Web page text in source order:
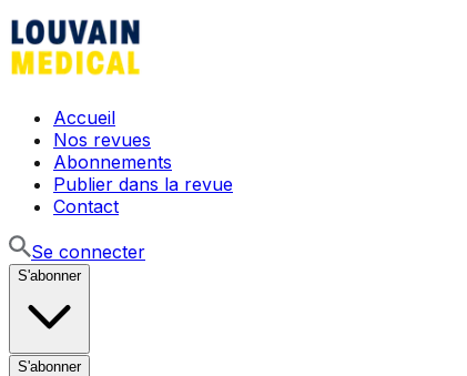
Accueil
Nos revues
Abonnements
Publier dans la revue
Contact
Se connecter
S'abonner
S'abonner